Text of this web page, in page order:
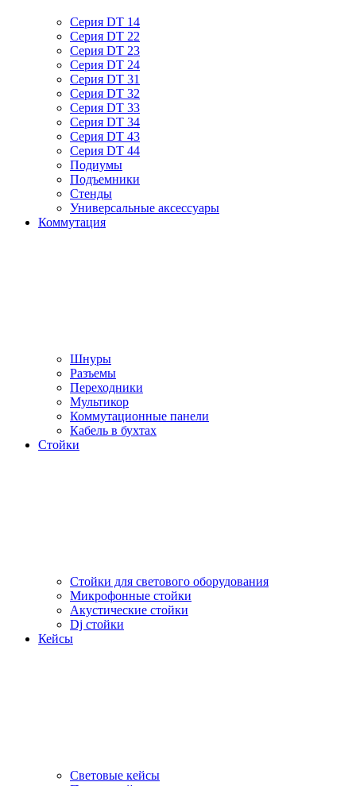
Серия DT 14
Серия DT 22
Серия DT 23
Серия DT 24
Серия DT 31
Серия DT 32
Серия DT 33
Серия DT 34
Серия DT 43
Серия DT 44
Подиумы
Подъемники
Стенды
Универсальные аксессуары
Коммутация
Шнуры
Разъемы
Переходники
Мультикор
Коммутационные панели
Кабель в бухтах
Стойки
Стойки для светового оборудования
Микрофонные стойки
Акустические стойки
Dj стойки
Кейсы
Световые кейсы